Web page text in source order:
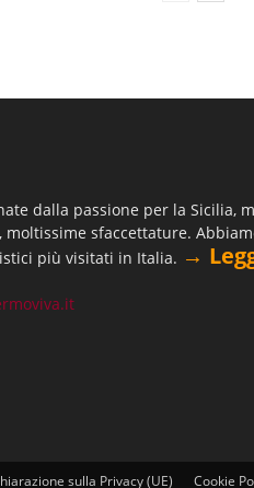
dalla passione per la Sicilia,
sfaccettature.
più visitati in Italia. →
sulla Privacy (UE) Cookie